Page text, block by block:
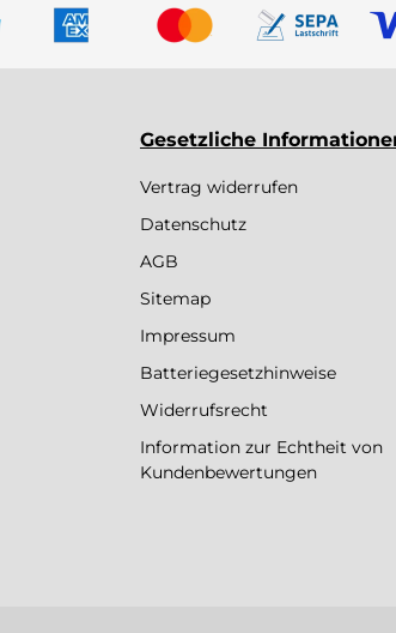
Gesetzliche
Vertrag widerrufen
Datenschutz
AGB
Sitemap
Impressum
Batteriegesetzhinweise
Widerrufsrecht
Information zur Echtheit von
Kundenbewertungen